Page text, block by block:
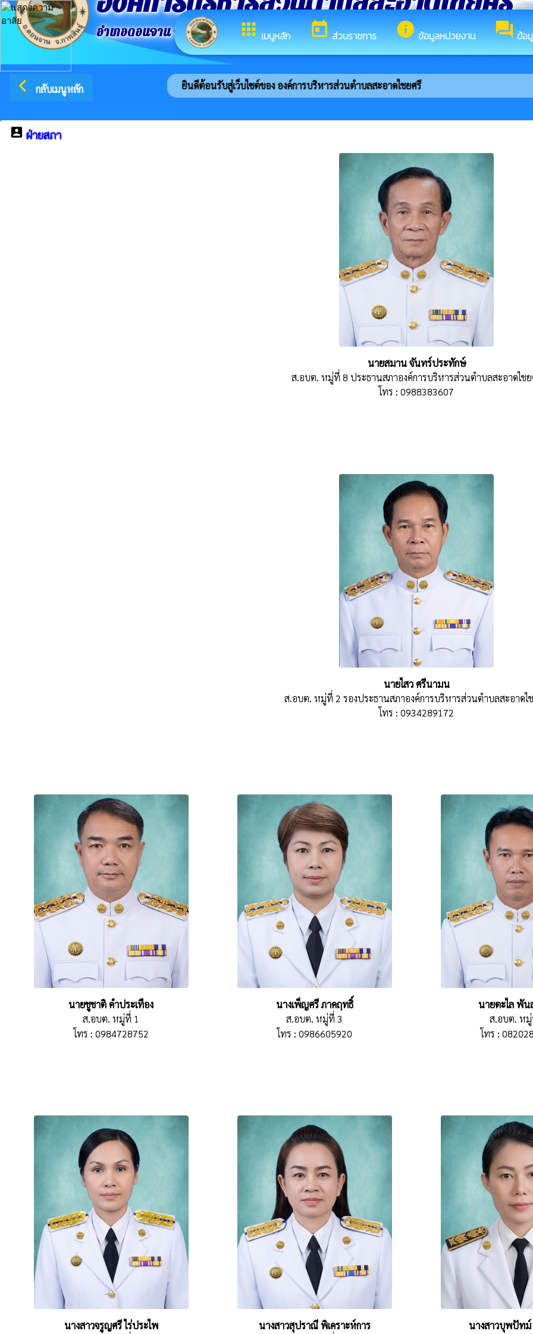
apps เมนูหลัก today ส่วนราชการ info ข้อมูลหน่วยงาน forum ข้อ
อำเภอดอนจาน จังหวัดกาฬสินธ์ุ
arrow_back_ios กลับเมนูหลัก ยินดีต้อนรับสู่เว็บไซต์ของ องค์การบริหารส่วนตำบลสะอาดไชยศรี
account_box ฝ่ายสภา
นายสมาน จันทร์ประทักษ์
ส.อบต. หมู่ที่ 8 ประธานสภาองค์การบริหารส่วนตำบลสะอาดไช
โทร : 0988383607
นายไสว ศรีนามน
ส.อบต. หมู่ที่ 2 รองประธานสภาองค์การบริหารส่วนตำบลสะอาดไ
โทร : 0934289172
นายชูชาติ คำประเทือง
ส.อบต. หมู่ที่ 1
โทร : 0984728752
นางเพ็ญศรี ภาคฤทธิ์
ส.อบต. หมู่ที่ 3
โทร : 0986605920
นายตะไล พั
ส.อบต. ห
โทร :
นางสาวจรูญศรี ไร่ประไพ
นางสาวสุปราณี พิเคราะห์การ
นางสาวบุพปัทม์